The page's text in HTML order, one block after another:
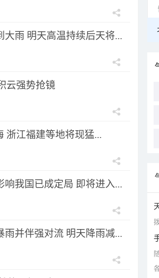
雨 明天高温持续后天将...
云强势抢镜
浙江福建等地将现猛...
我国已成定局 即将进入...
并伴强对流 明天降雨减...